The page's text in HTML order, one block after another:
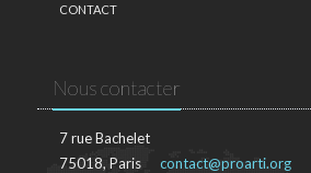
CONTACT
Nous contacter
7 rue Bachelet
75018, Paris
contact@proarti.org